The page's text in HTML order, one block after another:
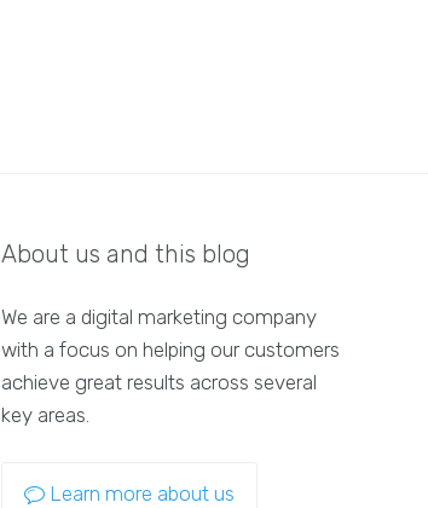
About us and this blog
We are a digital marketing company
with a focus on helping our customers
achieve great results across several
key areas.
Learn more about us